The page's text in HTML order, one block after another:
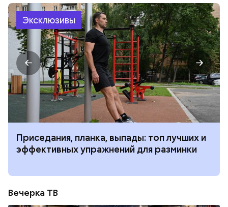
Эксклюзивы
Приседания, планка, выпады: топ лучших и
эффективных упражнений для разминки
Вечерка ТВ